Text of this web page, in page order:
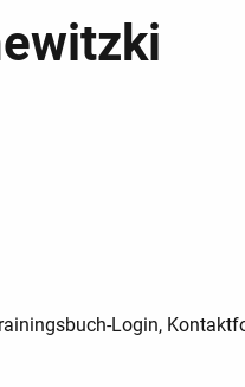
Login,